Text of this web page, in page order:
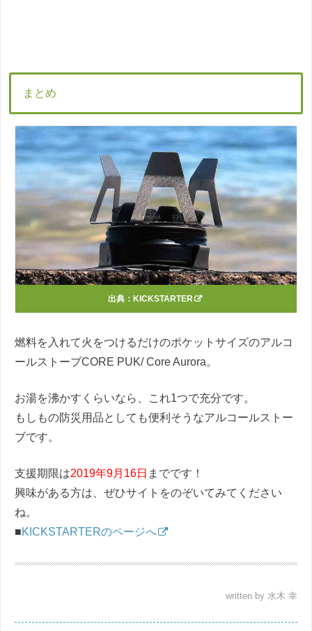
まとめ
出典： KICKSTARTER
燃料を入れて火をつけるだけのポケットサイズのアルコ
ールストーブCORE PUK/ Core Aurora。
お湯を沸かすくらいなら、これ1つで充分です。
もしもの防災用品としても便利そうなアルコールストー
ブです。
支援期限は2019年9月16日 までです！
興味がある方は、ぜひサイトをのぞいてみてください
ね。
■KICKSTARTERのページへ
written by 水木 幸